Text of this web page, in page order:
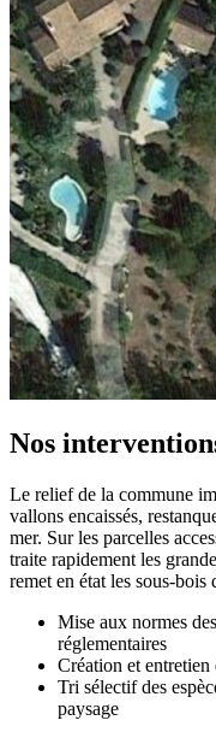
Nos
Le relief de la commune
vallons encaissés,
mer. Sur les parcelles
traite rapidement les
remet en état les sous-bois
Mise aux normes
réglementaires
Création et
Tri sélectif des
paysage